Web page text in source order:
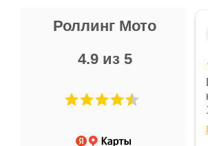
Роллинг Мото
4.9 из 5
Не понравились условия
и дают только на год)